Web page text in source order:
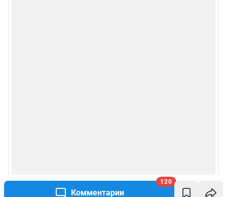
Комментарии
120